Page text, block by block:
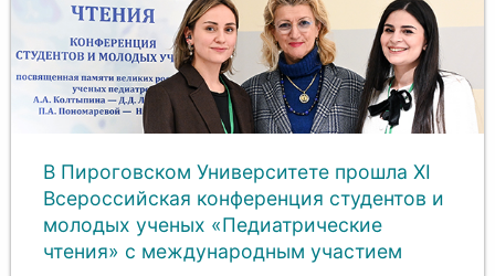
В Пироговском Университете прошла XI
Всероссийская конференция студентов и
молодых ученых «Педиатрические
чтения» с международным участием